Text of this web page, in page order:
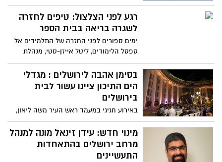
התעשיינים במרחב ירושלים תוכניות חדשות
לשנת הפעילות הקרובה- ממתחם עבודה
חדשני לסטודנטים ותעשיינים, דרך קורסים
רגע לפני הצלצול: טיפים לחזרה
לשגרה בריאה בבית הספר
ימים ספורים לפני החזרה של התלמידים אל
ספסל הלימודים, ליטל אייזן-סטי, מנהלת
תחום הפיזיותרפיה במאוחדת מחוז ירושלים,
מעניקה מספר טיפים חשובים שיסייעו להורים
ולילדים לפתוח את שנת הלימודים בצורה
בריאה ונכונה
בסימן אהבה לירושלים : מגדלי
הים התיכון ציינו עשור לבית
בירושלים
באירוע חגיגי במעמד ראש העיר משה ליאון,
הנהלת הרשת ומאות דיירים מרחבי הארץ
מינוי חדש: עידן זינאל מונה למנהל
מרחב ירושלים בהתאחדות
התעשיינים